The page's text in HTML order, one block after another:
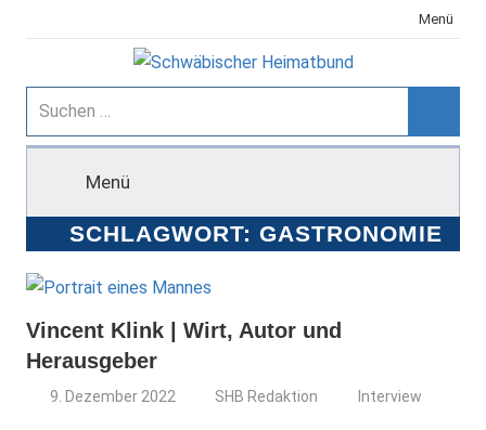
Inhalt
Menü
Schwäbischer
Heimatbund
Suchen
nach:
Menü
SCHLAGWORT: GASTRONOMIE
Vincent Klink | Wirt, Autor und
Herausgeber
9. Dezember 2022 SHB Redaktion Interview